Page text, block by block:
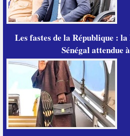
Les fastes de la République :
Sénégal attendue